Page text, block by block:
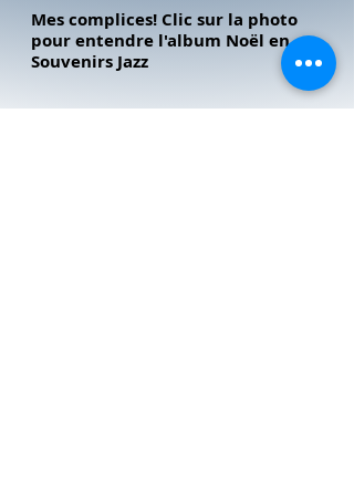
Mes complices! Clic sur la photo
pour entendre l'album Noël en
Souvenirs Jazz